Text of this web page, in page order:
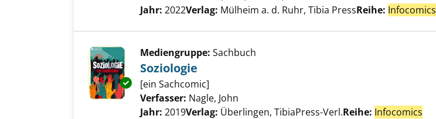
Jahr: 2022Verlag: Mülheim a. d. Ruhr, Tibia PressReihe: Infocomics
Exemplar-Details von Soziologie anzeigen
Mediengruppe: Sachbuch
Soziologie
[ein Sachcomic]
Verfasser: Nagle, John
Jahr: 2019Verlag: Überlingen, TibiaPress-Verl.Reihe: Infocomics